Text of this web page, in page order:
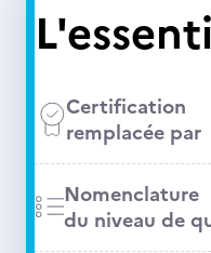
Certification
remplacée par
Nomenclature
du niveau de